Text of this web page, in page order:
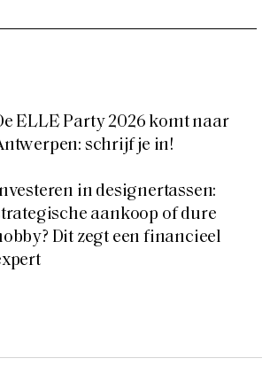
ELLE Party 2026 komt naar
schrijf je in!
in designertassen:
aankoop of dure
Dit zegt een financieel